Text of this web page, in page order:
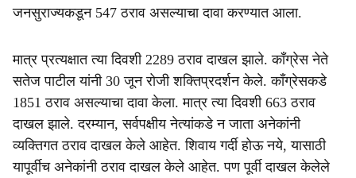
जनसुराज्यकडून 547 ठराव असल्याचा दावा करण्यात आला.
मात्र प्रत्यक्षात त्या दिवशी 2289 ठराव दाखल झाले. काँग्रेस नेते
सतेज पाटील यांनी 30 जून रोजी शक्तिप्रदर्शन केले. काँग्रेसकडे
1851 ठराव असल्याचा दावा केला. मात्र त्या दिवशी 663 ठराव
दाखल झाले. दरम्यान, सर्वपक्षीय नेत्यांकडे न जाता अनेकांनी
व्यक्तिगत ठराव दाखल केले आहेत. शिवाय गर्दी होऊ नये, यासाठी
यापूर्वीच अनेकांनी ठराव दाखल केले आहेत. पण पूर्वी दाखल केलेले